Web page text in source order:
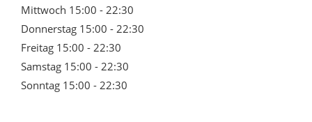
Mittwoch 15:00 - 22:30
Donnerstag 15:00 - 22:30
Freitag 15:00 - 22:30
Samstag 15:00 - 22:30
Sonntag 15:00 - 22:30